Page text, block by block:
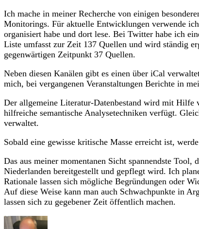
Ich mache in meiner Recherche von einigen
Monitorings. Für aktuelle Entwicklungen verwende
organisiert habe und dort lese. Bei Twitter habe ich
Liste umfasst zur Zeit 137 Quellen und wird ständig
gegenwärtigen Zeitpunkt 37 Quellen.
Neben diesen Kanälen gibt es einen über iCal
mich, bei vergangenen Veranstaltungen Berichte in
Der allgemeine Literatur-Datenbestand wird mit Hilfe
hilfreiche semantische Analysetechniken verfügt.
verwaltet.
Sobald eine gewisse kritische Masse erreicht ist,
Das aus meiner momentanen Sicht spannendste Tool,
Niederlanden bereitgestellt und gepflegt wird. Ich
Rationale lassen sich mögliche Begründungen oder
Auf diese Weise kann man auch Schwachpunkte in
lassen sich zu gegebener Zeit öffentlich machen.